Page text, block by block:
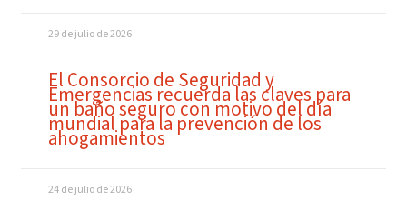
29 de julio de 2026
El Consorcio de Seguridad y
Emergencias recuerda las claves para
un baño seguro con motivo del día
mundial para la prevención de los
ahogamientos
24 de julio de 2026